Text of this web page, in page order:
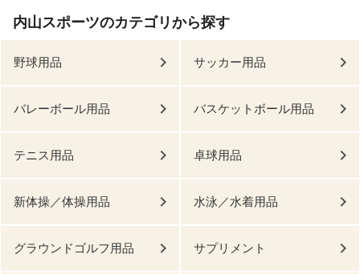
内山スポーツのカテゴリから探す
野球用品 サッカー用品
バレーボール用品 バスケットボール用品
テニス用品 卓球用品
新体操／体操用品 水泳／水着用品
グラウンドゴルフ用品 サプリメント